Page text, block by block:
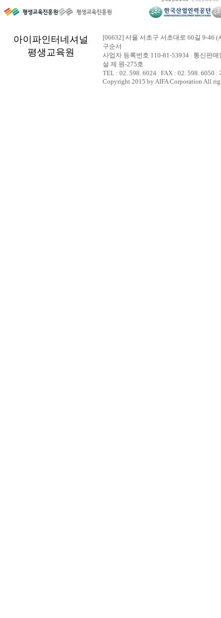
아이파인터네셔널
평생교육원
[06632] 서울 서초구 서초대로 60길 9-46
구순서
사업자 등록번호 110-81-53934
통신판
설 제 원-275호
TEL : 02. 598. 6024 FAX : 02. 598. 6050
Copyright 2015 by AIFA Corporation All